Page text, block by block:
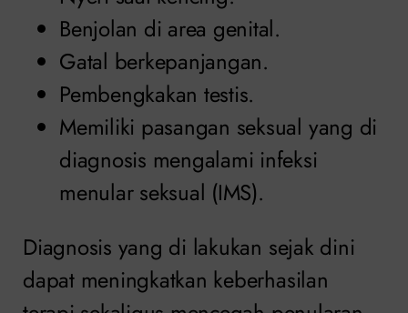
Benjolan di area genital.
Gatal berkepanjangan.
Pembengkakan testis.
Memiliki pasangan seksual yang di
diagnosis mengalami infeksi
menular seksual (IMS).
Diagnosis yang di lakukan sejak dini
dapat meningkatkan keberhasilan